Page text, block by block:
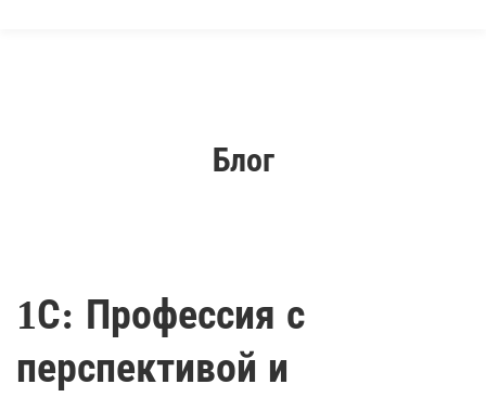
Блог
1С: Профессия с
перспективой и